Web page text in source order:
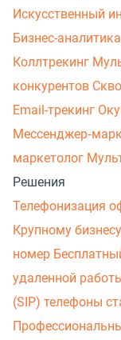
Искусственный
Бизнес-аналитика
Коллтрекинг
конкурентов
Email-трекинг
маркетолог
Решения
Телефонизация
Крупному бизнесу
номер
удаленной
(SIP) телефоны